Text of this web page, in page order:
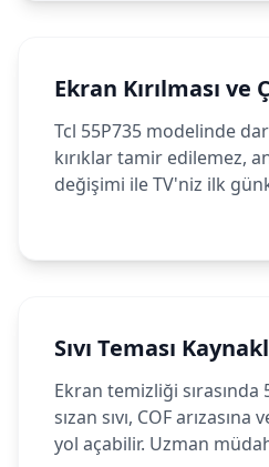
Ekran Kırılması ve
Tcl 55P735 modelinde
kırıklar tamir edilemez,
değişimi ile TV'niz ilk
Sıvı Teması
Ekran temizliği sırasında
sızan sıvı, COF
yol açabilir. Uzman